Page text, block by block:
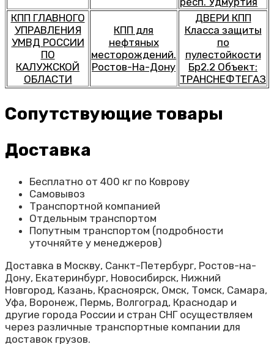
КПП ГЛАВНОГО
УПРАВЛЕНИЯ
УМВД РОССИИ
ПО
КАЛУЖСКОЙ
ОБЛАСТИ
КПП для
нефтяных
месторождений.
Ростов-На-Дону
ДВЕРИ КПП
Класса защиты
по
пулестойкости
Бр2.2 Объект:
ТРАНСНЕФТЕГАЗ
Сопутствующие товары
Доставка
Бесплатно от 400 кг по Коврову
Самовывоз
Транспортной компанией
Отдельным транспортом
Попутным транспортом (подробности
уточняйте у менеджеров)
Доставка в Москву, Санкт-Петербург, Ростов-на-
Дону, Екатеринбург, Новосибирск, Нижний
Новгород, Казань, Красноярск, Омск, Томск, Самара,
Уфа, Воронеж, Пермь, Волгоград, Краснодар и
другие города России и стран СНГ осуществляем
через различные транспортные компании для
доставок грузов.